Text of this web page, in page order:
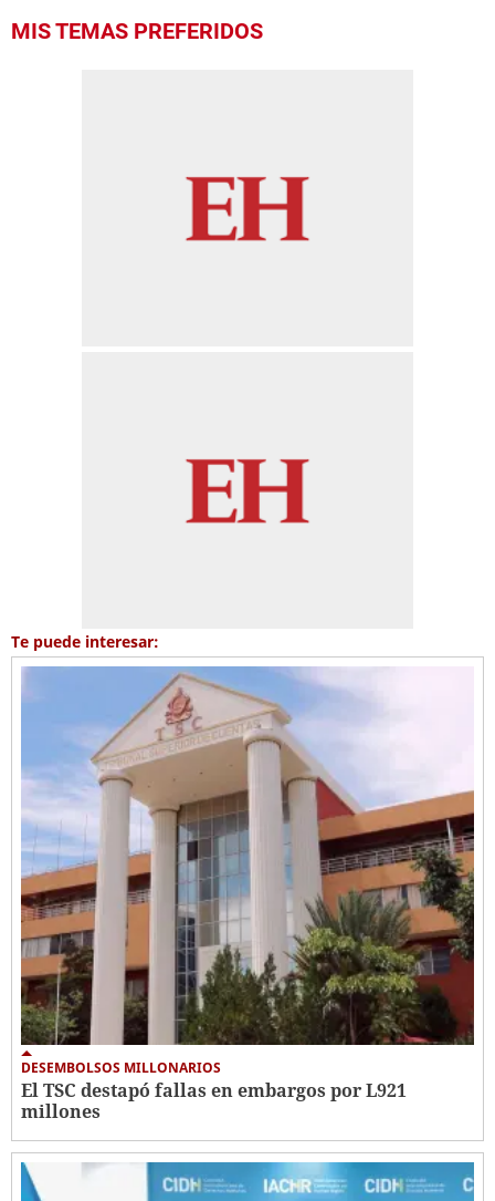
MIS TEMAS PREFERIDOS
Te puede interesar:
DESEMBOLSOS MILLONARIOS
El TSC destapó fallas en embargos por L921
millones